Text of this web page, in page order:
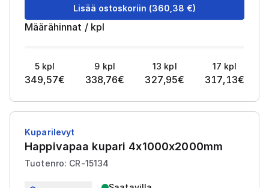
Lisää ostoskoriin (360,38 €)
Määrähinnat / kpl
5 kpl
349,57€
9 kpl
338,76€
13 kpl
327,95€
17 kpl
317,13€
Kuparilevyt
Happivapaa kupari 4x1000x2000mm
Tuotenro: CR-15134